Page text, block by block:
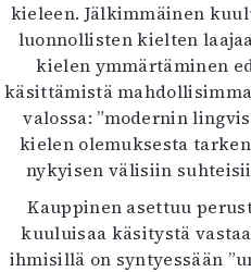
kieleen. Jälkimmäinen
luonnollisten kielten
kielen ymmärtäminen
käsittämistä
valossa: ”modernin
kielen olemuksesta
nykyisen välisiin
Kauppinen asettuu
kuuluisaa käsitystä
ihmisillä on syntyessään